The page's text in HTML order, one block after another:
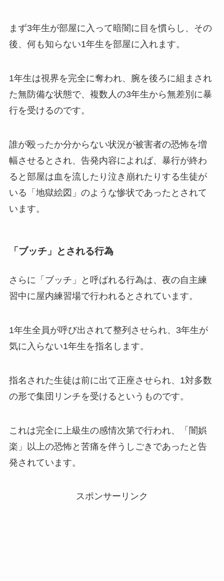
まず3年生が部屋に入って暗闇に目を慣らし、その
後、何も知らない1年生を部屋に入れます。
1年生は視界を完全に奪われ、腕を後ろに組まされ
た無防備な状態で、複数人の3年生から無差別に暴
行を受けるのです。
誰が殴ったか分からない状況が被害者の恐怖を増
幅させるとされ、告発内容によれば、暴行が終わ
ると部屋は血を流したり泣き崩れたりする生徒が
いる「地獄絵図」のような惨状であったとされて
います。
「ブッチ」とされる行為
さらに「ブッチ」と呼ばれる行為は、夜の自主練
習中に屋内練習場で行われるとされています。
1年生全員が呼び出されて整列させられ、3年生が
気に入らない1年生を指名します。
指名された生徒は前に出て正座させられ、1対多数
の形で集団リンチを受けるというものです。
これは完全に上級生の感情次第で行われ、「闇娯
楽」以上の恐怖と苦痛を伴うしごきであったと告
発されています。
スポンサーリンク